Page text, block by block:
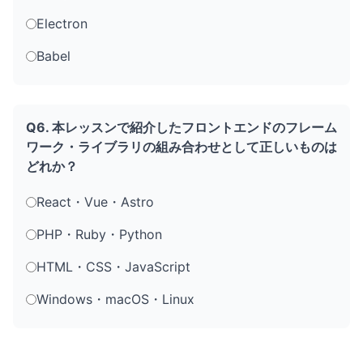
Electron
Babel
Q6. 本レッスンで紹介したフロントエンドのフレーム
ワーク・ライブラリの組み合わせとして正しいものは
どれか？
React・Vue・Astro
PHP・Ruby・Python
HTML・CSS・JavaScript
Windows・macOS・Linux